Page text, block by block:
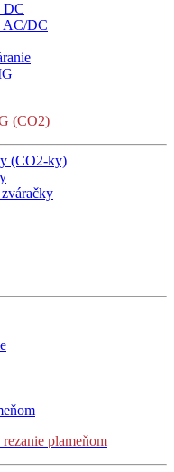
DC
AC/DC
(CO2)
(CO2-ky)
plameňom